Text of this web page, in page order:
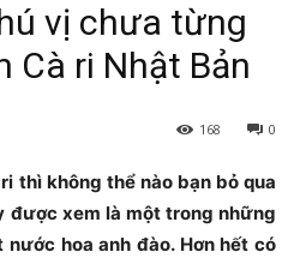
vị chưa từng
Cà ri Nhật Bản
0
168
thì không thể nào bạn bỏ qua
được xem là một trong những
hoa anh đào. Hơn hết có